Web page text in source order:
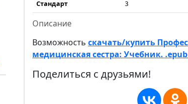
Стандарт
3
Описание
Возможность скачать/купить
медицинская сестра: Учебник. .epub
Поделиться с друзьями!